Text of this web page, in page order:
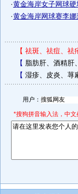
·黄金海岸女子网球硬
·黄金海岸网球赛李娜
【 祛斑、祛痘、祛
【 脂肪肝、酒精肝
【 湿疹、皮炎、荨
用户：
*搜狗拼音输入法，中